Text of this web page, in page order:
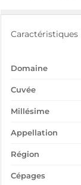
Caractéristiques
Domaine
Cuvée
Millésime
Appellation
Région
Cépages